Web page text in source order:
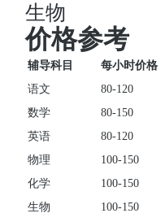
生物
价格参考
辅导科目
每小时价格
语文
80-120
数学
80-150
英语
80-120
物理
100-150
化学
100-150
生物
100-150